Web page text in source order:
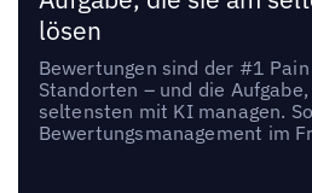
lösen
Bewertungen sind der #1
Standorten – und die
seltensten mit KI managen.
Bewertungsmanagement im